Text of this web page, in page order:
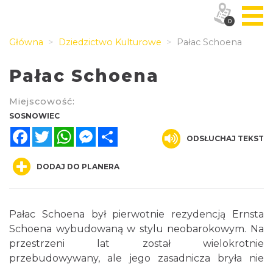
Główna Dziedzictwo Kulturowe Pałac Schoena
Pałac Schoena
Miejscowość:
SOSNOWIEC
FacebookTwitterWhatsAppMessenger
ODSŁUCHAJ TEKST
DODAJ DO PLANERA
Pałac Schoena był pierwotnie rezydencją Ernsta
Schoena wybudowaną w stylu neobarokowym. Na
przestrzeni lat został wielokrotnie
przebudowywany, ale jego zasadnicza bryła nie
0